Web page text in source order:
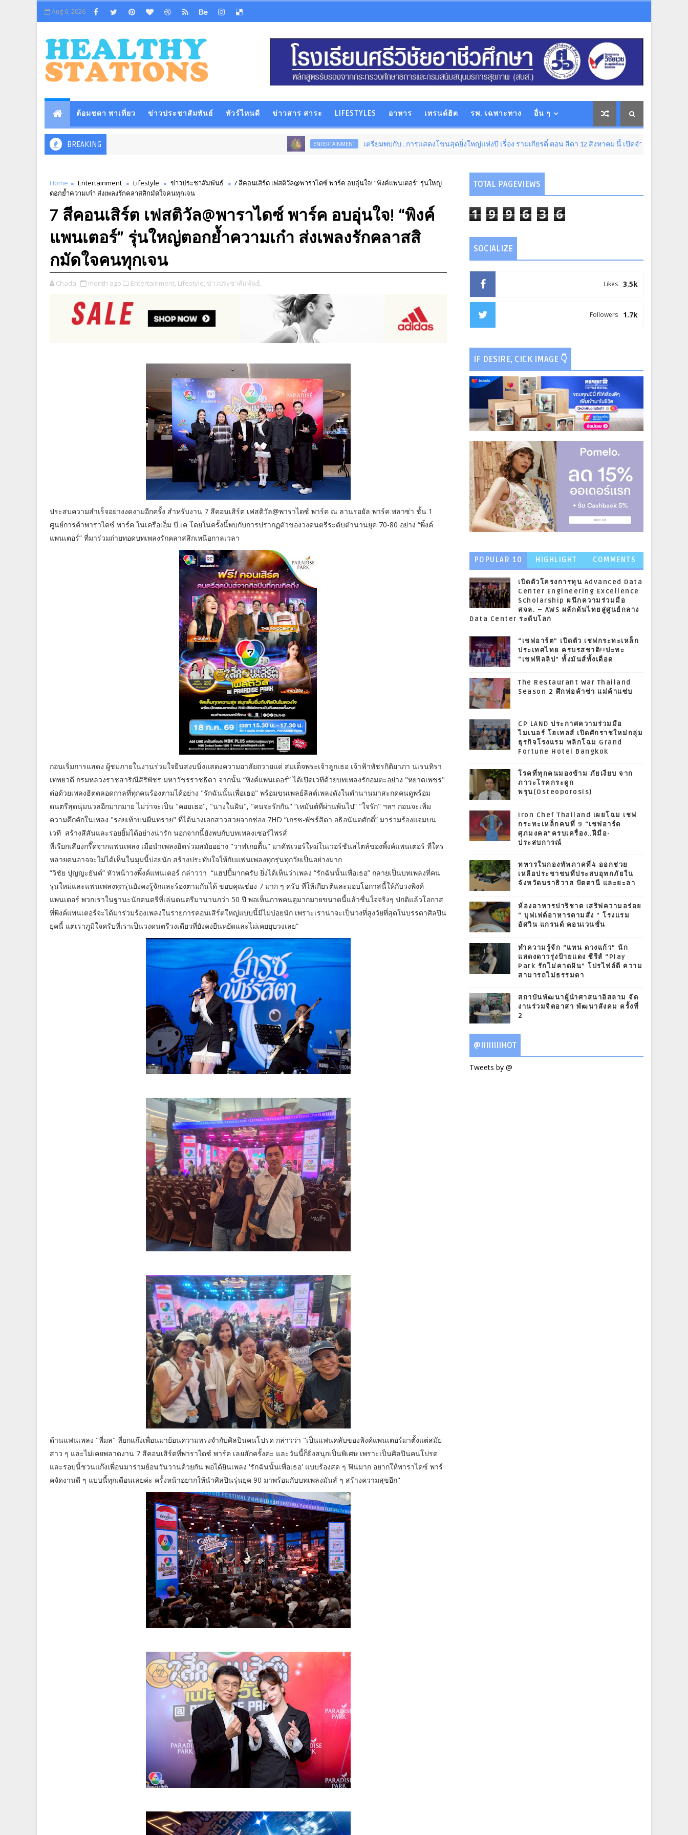
Aug 6, 2026
ต้อมชดา พาเที่ยว ข่าวประชาสัมพันธ์ ทัวร์ไหนดี ข่าวสาร สาระ LIFESTYLES อาหาร เทรนด์ฮิต รพ. เฉพาะทาง อื่น ๆ
BREAKING ENTERTAINMENT เตรียมพบกับ...การแสดงโขนสุดยิ่งใหญ่แห่งปี เรื่อง รามเกียรติ์ ตอน สีดา 12 สิงหาคม นี้ เปิดจำหน่ายบัตรที่ไทยทิคเก็ตเมเ
Home Entertainment Lifestyle ข่าวประชาสัมพันธ์
7 สีคอนเสิร์ต เฟสติวัล@พาราไดซ์ พาร์ค อบอุ่นใจ! “พิงค์แพนเตอร์” รุ่นใหญ่
ตอกย้ำความเก๋า ส่งเพลงรักคลาสสิกมัดใจคนทุกเจน
7 สีคอนเสิร์ต เฟสติวัล@พาราไดซ์ พาร์ค อบอุ่นใจ! “พิงค์
แพนเตอร์” รุ่นใหญ่ตอกย้ำความเก๋า ส่งเพลงรักคลาสสิ
กมัดใจคนทุกเจน
Chada month ago Entertainment, Lifestyle, ข่าวประชาสัมพันธ์,
ประสบความสำเร็จอย่างงดงามอีกครั้ง สำหรับงาน 7 สีคอนเสิร์ต เฟสติวัล@พาราไดซ์ พาร์ค ณ ลานรอยัล พาร์ค พลาซ่า ชั้น 1
ศูนย์การค้าพาราไดซ์ พาร์ค ในเครือเอ็ม บี เค โดยในครั้งนี้พบกับการปรากฏตัวของวงดนตรีระดับตำนานยุค 70-80 อย่าง “พิ้งค์
แพนเตอร์” ที่มาร่วมถ่ายทอดบทเพลงรักคลาสสิกเหนือกาลเวลา
ก่อนเริ่มการแสดง ผู้ชมภายในงานร่วมใจยืนสงบนิ่งแสดงความอาลัยถวายแด่ สมเด็จพระเจ้าลูกเธอ เจ้าฟ้าพัชรกิติยาภา นเรนทิรา
เทพยวดี กรมหลวงราชสาริณีสิริพัชร มหาวัชรราชธิดา จากนั้น “พิงค์แพนเตอร์” ได้เปิดเวทีด้วยบทเพลงรักอมตะอย่าง "หยาดเพชร"
ต่อด้วยเพลงฮิตตลอดกาลที่ทุกคนร้องตามได้อย่าง "รักฉันนั้นเพื่อเธอ" พร้อมขนเพลย์ลิสต์เพลงดังในตำนานมาสะกดคนดูพร้อม
ดนตรีสุดนุ่มนวลอีกมากมาย ไม่ว่าจะเป็น "คอยเธอ", "นางในฝัน", "คนจะรักกัน" “เหมันต์ที่ผ่านพ้นไป” "ใจรัก" ฯลฯ ก่อนจะเพิ่ม
ความคึกคักในเพลง "รอยเท้าบนผืนทราย" ที่ได้นางเอกสาวสวยจากช่อง 7HD “เกรซ-พัชร์สิตา อธิอนันตศักดิ์” มาร่วมร้องแจมบน
เวที สร้างสีสันและรอยยิ้มได้อย่างน่ารัก นอกจากนี้ยังพบกับบทเพลงเซอร์ไพรส์
ที่เรียกเสียงกรี๊ดจากแฟนเพลง เมื่อนำเพลงฮิตร่วมสมัยอย่าง "วาฬเกยตื้น" มาคัฟเวอร์ใหม่ในเวอร์ชันสไตล์ของพิ้งค์แพนเตอร์ ที่ใคร
หลายคนอาจจะไม่ได้เห็นในมุมนี้บ่อยนัก สร้างประทับใจให้กับแฟนเพลงทุกรุ่นทุกวัยเป็นอย่างมาก
“วิชัย ปุญญะยันต์” หัวหน้าวงพิ้งค์แพนเตอร์ กล่าวว่า “แฮปปี้มากครับ ยิ่งได้เห็นว่าเพลง “รักฉันนั้นเพื่อเธอ” กลายเป็นบทเพลงที่คน
รุ่นใหม่และแฟนเพลงทุกรุ่นยังคงรู้จักและร้องตามกันได้ ขอบคุณช่อง 7 มาก ๆ ครับ ที่ให้เกียรติและมอบโอกาสนี้ให้กับวงพิงค์
แพนเตอร์ พวกเราในฐานะนักดนตรีที่เล่นดนตรีมานานกว่า 50 ปี พอเห็นภาพคนดูมากมายขนาดนี้แล้วชื่นใจจริงๆ ปกติแล้วโอกาส
ที่พิงค์แพนเตอร์จะได้มาร่วมร้องเพลงในรายการคอนเสิร์ตใหญ่แบบนี้มีไม่บ่อยนัก เพราะเราน่าจะเป็นวงที่สูงวัยที่สุดในบรรดาศิลปิน
ยุคนี้ แต่เราภูมิใจครับที่เราเป็นวงดนตรีวงเดียวที่ยังคงยืนหยัดและไม่เคยยุบวงเลย”
ด้านแฟนเพลง "พี่มล" ที่ยกแก๊งเพื่อนมาย้อนความทรงจำกับศิลปินคนโปรด กล่าวว่า "เป็นแฟนคลับของพิงค์แพนเตอร์มาตั้งแต่สมัย
สาว ๆ และไม่เคยพลาดงาน 7 สีคอนเสิร์ตที่พาราไดซ์ พาร์ค เลยสักครั้งค่ะ และวันนี้ก็ยิ่งสนุกเป็นพิเศษ เพราะเป็นศิลปินคนโปรด
และรอบนี้ชวนแก๊งเพื่อนมาร่วมย้อนวันวานด้วยกัน พอได้ยินเพลง 'รักฉันนั้นเพื่อเธอ' แบบร้องสด ๆ ฟินมาก อยากให้พาราไดซ์ พาร์
คจัดงานดี ๆ แบบนี้ทุกเดือนเลยค่ะ ครั้งหน้าอยากให้นำศิลปินรุ่นยุค 90 มาพร้อมกับบทเพลงมันส์ ๆ สร้างความสุขอีก"
TOTAL PAGEVIEWS
1 9 9 6 3 6
SOCIALIZE
3.5k
Likes
1.7k
Followers
IF DESIRE, CICK IMAGE 👇
POPULAR 10
HIGHLIGHT
COMMENTS
เปิดตัวโครงการทุน Advanced Data
Center Engineering Excellence
Scholarship ผนึกความร่วมมือ
สจล. – AWS ผลักดันไทยสู่ศูนย์กลาง
Data Center ระดับโลก
“เชฟอาร์ต” เปิดตัว เชฟกระทะเหล็ก
ประเทศไทย ครบรสชาติ!!ปะทะ
“เชฟฟิลลิป” ทั้งมันส์ทั้งเดือด
The Restaurant War Thailand
Season 2 ศึกพ่อค้าซ่า แม่ค้าแซ่บ
CP LAND ประกาศความร่วมมือ
ไมเนอร์ โฮเทลส์ เปิดศักราชใหม่กลุ่ม
ธุรกิจโรงแรม พลิกโฉม Grand
Fortune Hotel Bangkok
โรคที่ทุกคนมองข้าม ภัยเงียบ จาก
ภาวะโรคกระดูก
พรุน(Osteoporosis)
Iron Chef Thailand เผยโฉม เชฟ
กระทะเหล็กคนที่ 9 “เชฟอาร์ต
ศุภมงคล”ครบเครื่อง..ฝีมือ-
ประสบการณ์
ทหารในกองทัพภาคที่4 ออกช่วย
เหลือประชาชนที่ประสบอุทกภัยใน
จังหวัดนราธิวาส ปัตตานี และยะลา
ห้องอาหารปาริชาต เสริฟความอร่อย
“ บุฟเฟต์อาหารตามสั่ง ” โรงแรม
อัศวิน แกรนด์ คอนเวนชั่น
ทำความรู้จัก “แทน ดวงแก้ว” นัก
แสดงดาวรุ่งป้ายแดง ซีรีส์ “Play
Park รักไม่คาดฝัน” โปรไฟล์ดี ความ
สามารถไม่ธรรมดา
สถาบันพัฒนาผู้นำศาสนาอิสลาม จัด
งานร่วมจิตอาสา พัฒนาสังคม ครั้งที่
2
@IIIIIIIIHOT
Tweets by @